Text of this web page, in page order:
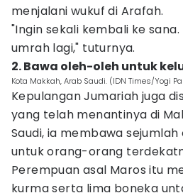
menjalani wukuf di Arafah.
"Ingin sekali kembali ke
umrah lagi," tuturnya.
2. Bawa oleh-oleh untuk
Kota Makkah, Arab Saudi. (IDN Times/Yogi
Kepulangan Jumariah juga
yang telah menantinya di
Saudi, ia membawa
untuk orang-orang
Perempuan asal Maros itu
kurma serta lima boneka